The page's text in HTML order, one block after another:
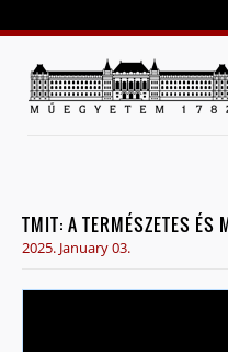
TMIT: A TERMÉSZETES ÉS
2025. January 03.